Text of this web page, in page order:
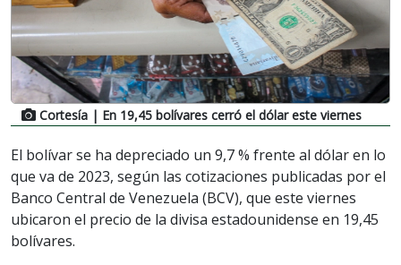
Cortesía | En 19,45 bolívares cerró el dólar este viernes
El bolívar se ha depreciado un 9,7 % frente al dólar en lo
que va de 2023, según las cotizaciones publicadas por el
Banco Central de Venezuela (BCV), que este viernes
ubicaron el precio de la divisa estadounidense en 19,45
bolívares.